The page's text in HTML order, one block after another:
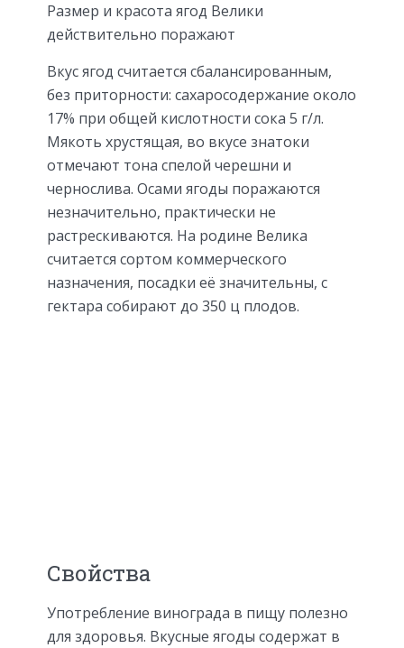
Размер и красота ягод Велики
действительно поражают
Вкус ягод считается сбалансированным,
без приторности: сахаросодержание около
17% при общей кислотности сока 5 г/л.
Мякоть хрустящая, во вкусе знатоки
отмечают тона спелой черешни и
чернослива. Осами ягоды поражаются
незначительно, практически не
растрескиваются. На родине Велика
считается сортом коммерческого
назначения, посадки её значительны, с
гектара собирают до 350 ц плодов.
Свойства
Употребление винограда в пищу полезно
для здоровья. Вкусные ягоды содержат в